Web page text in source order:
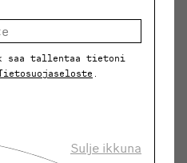
saa tallentaa tietoni
Sulje ikkuna